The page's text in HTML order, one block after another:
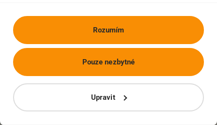
Rozumím
Upravit
Pouze nezbytné